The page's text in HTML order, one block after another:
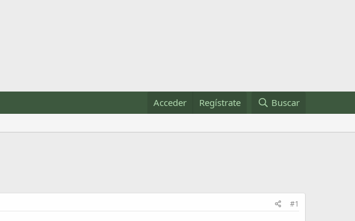
Acceder Regístrate Buscar
#1